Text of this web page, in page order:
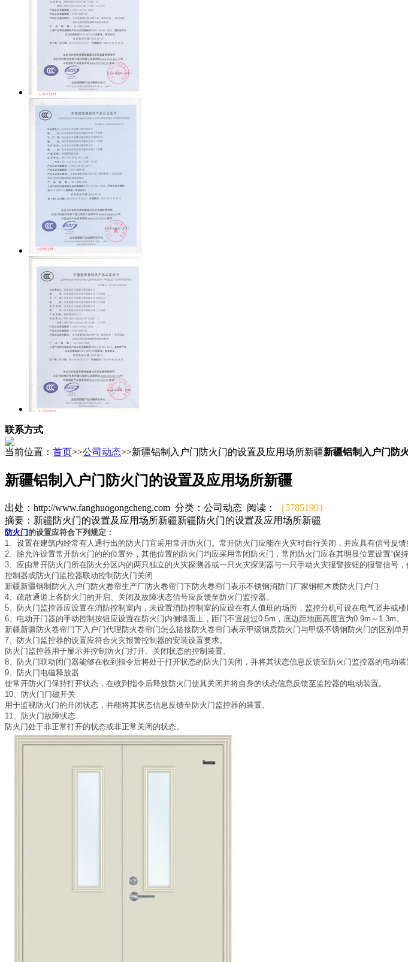
联系方式
当前位置： 首页>>公司动态>>新疆铝制入户门防火门的设置及应用场所新疆新疆铝制入户门防
新疆铝制入户门防火门的设置及应用场所新疆
出处：http://www.fanghuogongcheng.com 分类：公司动态 阅读：
（5785190）
摘要： 新疆防火门的设置及应用场所新疆新疆防火门的设置及应用场所新疆
防火门 的设置应符合下列规定：
1、设置在建筑内经常有人通行出的防火门宜采用常开防火门。常开防火门应能在火灾时自行关闭，并应具有信号反馈
2、除允许设置常开防火门的的位置外，其他位置的防火门均应采用常闭防火门，常闭防火门应在其明显位置设置“保持
3、应由常开防火门所在防火分区内的两只独立的火灾探测器或一只火灾探测器与一只手动火灾报警按钮的报警信
控制器或防火门监控器联动控制防火门关闭
新疆新疆钢制防火入户门防火卷帘生产厂防火卷帘门下防火卷帘门表示不锈钢消防门厂家钢框木质防火门户门
4、疏散通道上各防火门的开启、关闭及故障状态信号应反馈至防火门监控器。
5、防火门监控器应设置在消防控制室内，未设置消防控制室的应设在有人值班的场所，监控分机可设在电气竖井或楼
6、电动开门器的手动控制按钮应设置在防火门内侧墙面上，距门不宜超过0.5m，底边距地面高度宜为0.9m～1.3m。
新疆新疆防火卷帘门下入户门代理防火卷帘门怎么搭接防火卷帘门表示甲级钢质防火门与甲级不锈钢防火门的区别单
7、防火门监控器的设置应符合火灾报警控制器的安装设置要求。
防火门监控器用于显示并控制防火门打开、关闭状态的控制装置。
8、防火门联动闭门器能够在收到指令后将处于打开状态的防火门关闭，并将其状态信息反馈至防火门监控器的电动装
9、防火门电磁释放器
使常开防火门保持打开状态，在收到指令后释放防火门使其关闭并将自身的状态信息反馈至监控器的电动装置。
10、防火门门磁开关
用于监视防火门的开闭状态，并能将其状态信息反馈至防火门监控器的装置。
11、防火门故障状态
防火门处于非正常打开的状态或非正常关闭的状态。